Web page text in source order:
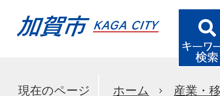
現在のページ ホーム 産業・